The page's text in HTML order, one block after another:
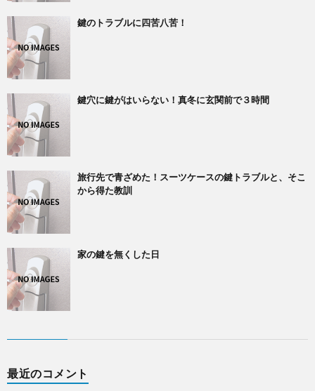
鍵のトラブルに四苦八苦！
鍵穴に鍵がはいらない！真冬に玄関前で３時間
旅行先で青ざめた！スーツケースの鍵トラブルと、そこ
から得た教訓
家の鍵を無くした日
最近のコメント